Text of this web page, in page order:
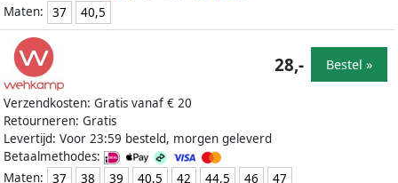
Maten:
37 40,5
Verzendkosten: Gratis vanaf € 20
Retourneren: Gratis
Levertijd: Voor 23:59 besteld, morgen geleverd
Betaalmethodes:
Maten:
37 38 39 40,5 42 44,5 46 47
28,- Bestel »